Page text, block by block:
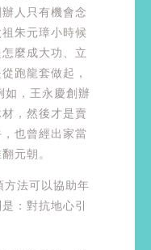
人只有機會念
朱元璋小時候
麼成大功、立
跑龍套做起，
，王永慶創辦
，然後才是賣
也曾經出家當
元朝。
方法可以協助年
：對抗地心引